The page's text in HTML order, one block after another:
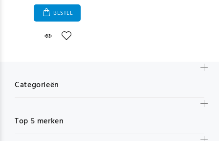
BESTEL
Categorieën
Top 5 merken